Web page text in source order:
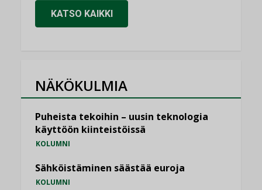
KATSO KAIKKI
NÄKÖKULMIA
Puheista tekoihin – uusin teknologia
käyttöön kiinteistöissä
KOLUMNI
Sähköistäminen säästää euroja
KOLUMNI